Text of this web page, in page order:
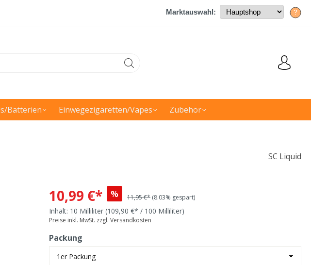
Marktauswahl: ?
Batterien Einwegezigaretten/Vapes Zubehör
SC Liquid
10,99 €* % 11,95 €* (8.03% gespart)
Inhalt: 10 Milliliter (109,90 €* / 100 Milliliter)
Preise inkl. MwSt. zzgl. Versandkosten
Packung